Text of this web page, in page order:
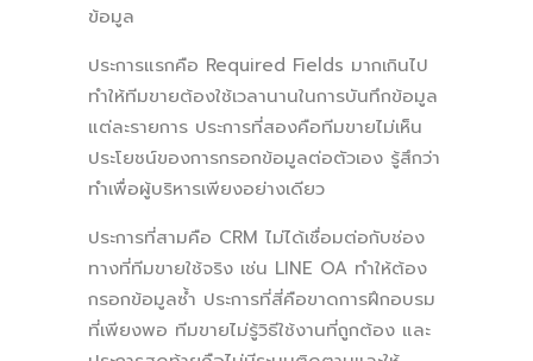
ข้อมูล
ประการแรกคือ Required Fields มากเกินไป
ทำให้ทีมขายต้องใช้เวลานานในการบันทึกข้อมูล
แต่ละรายการ ประการที่สองคือทีมขายไม่เห็น
ประโยชน์ของการกรอกข้อมูลต่อตัวเอง รู้สึกว่า
ทำเพื่อผู้บริหารเพียงอย่างเดียว
ประการที่สามคือ CRM ไม่ได้เชื่อมต่อกับช่อง
ทางที่ทีมขายใช้จริง เช่น LINE OA ทำให้ต้อง
กรอกข้อมูลซ้ำ ประการที่สี่คือขาดการฝึกอบรม
ที่เพียงพอ ทีมขายไม่รู้วิธีใช้งานที่ถูกต้อง และ